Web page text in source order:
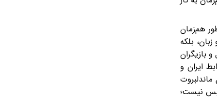
هم‌زمان
بلکه
بازیگران
ایران و
ماندلبروت
نیست؛